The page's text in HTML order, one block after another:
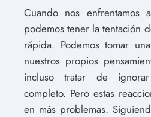
Cuando nos enfrentamos
podemos tener la tentación
rápida. Podemos tomar
nuestros propios
incluso tratar de
completo. Pero estas
en más problemas.